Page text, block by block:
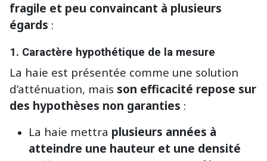
fragile et peu convaincant à plusieurs
égards :
1. Caractère hypothétique de la mesure
La haie est présentée comme une solution
d’atténuation, mais son efficacité repose sur
des hypothèses non garanties :
La haie mettra plusieurs années à
atteindre une hauteur et une densité